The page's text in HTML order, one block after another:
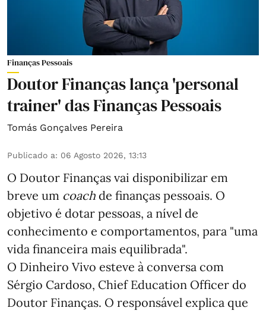
Finanças Pessoais
Doutor Finanças lança 'personal
trainer' das Finanças Pessoais
Tomás Gonçalves Pereira
Publicado a: 06 Agosto 2026, 13:13
O Doutor Finanças vai disponibilizar em
breve um coach de finanças pessoais. O
objetivo é dotar pessoas, a nível de
conhecimento e comportamentos, para "uma
vida financeira mais equilibrada".
O Dinheiro Vivo esteve à conversa com
Sérgio Cardoso, Chief Education Officer do
Doutor Finanças. O responsável explica que